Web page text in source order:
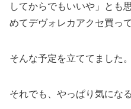
してからでもいいや」とも
めてデヴォレカアクセ買っ
そんな予定を立ててました。
それでも、やっぱり気になる